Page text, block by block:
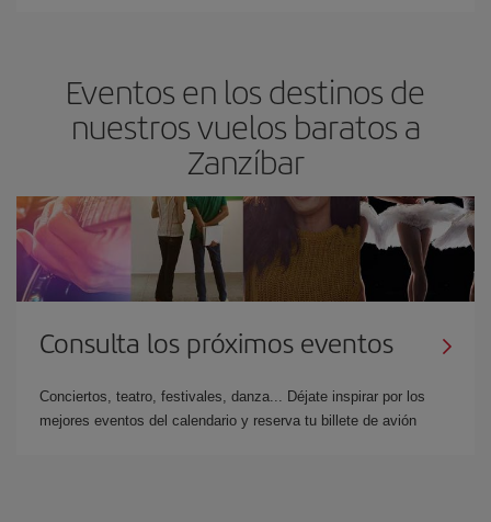
Eventos en los destinos de
nuestros vuelos baratos a
Zanzíbar
Consulta los próximos eventos
Conciertos, teatro, festivales, danza... Déjate inspirar por los
mejores eventos del calendario y reserva tu billete de avión